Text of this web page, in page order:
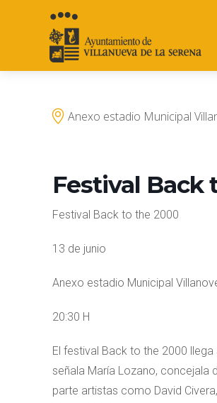
Anexo estadio Municipal
Festival Back
Festival Back to the 2000
13 de junio
Anexo estadio Municipal
20:30 H
El festival Back to the 2000
señala María Lozano, concejala
parte artistas como David